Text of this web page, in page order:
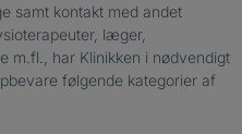
samt kontakt med andet
læger,
m.fl., har Klinikken i nødvendigt
følgende kategorier af